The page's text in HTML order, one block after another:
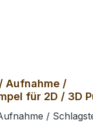
Aufnahme /
für 2D / 3D
/